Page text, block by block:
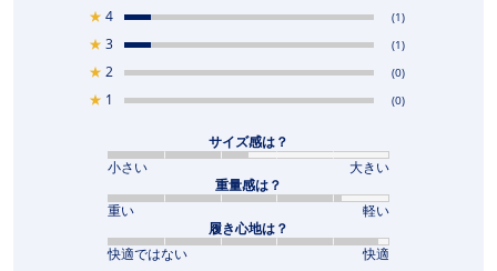
★ 4 (1)
★ 3 (1)
★ 2 (0)
★ 1 (0)
サイズ感は？
小さい
大きい
重量感は？
重い
軽い
履き心地は？
快適ではない
快適